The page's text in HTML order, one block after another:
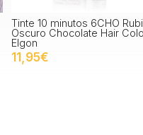
Tinte Cromatone RE.COVER
8.0 Rubio Claro 60g
Montibel.lo
11,00€